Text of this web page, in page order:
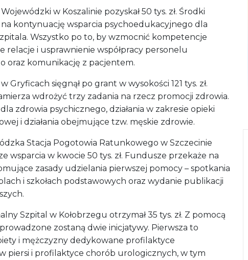
w Koszalinie pozyskał 50 tys. zł. Środki
kontynuację wsparcia psychoedukacyjnego dla
Wszystko po to, by wzmocnić kompetencje
relacje i usprawnienie współpracy personelu
oraz komunikację z pacjentem.
sięgnął po grant w wysokości 121 tys. zł.
wdrożyć trzy zadania na rzecz promocji zdrowia.
dla zdrowia psychicznego, działania w zakresie opieki
i działania obejmujące tzw. męskie zdrowie.
Stacja Pogotowia Ratunkowego w Szczecinie
wsparcia w kwocie 50 tys. zł. Fundusze przekaże na
zasady udzielania pierwszej pomocy – spotkania
i szkołach podstawowych oraz wydanie publikacji
Szpital w Kołobrzegu otrzymał 35 tys. zł. Z pomocą
zostaną dwie inicjatywy. Pierwsza to
i mężczyzny dedykowane profilaktyce
piersi i profilaktyce chorób urologicznych, w tym